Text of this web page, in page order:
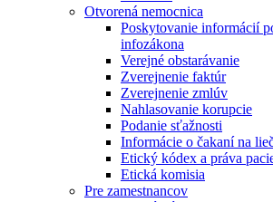
Otvorená nemocnica
Poskytovanie informácií
infozákona
Verejné obstarávanie
Zverejnenie faktúr
Zverejnenie zmlúv
Nahlasovanie korupcie
Podanie sťažnosti
Informácie o čakaní na
Etický kódex a práva
Etická komisia
Pre zamestnancov